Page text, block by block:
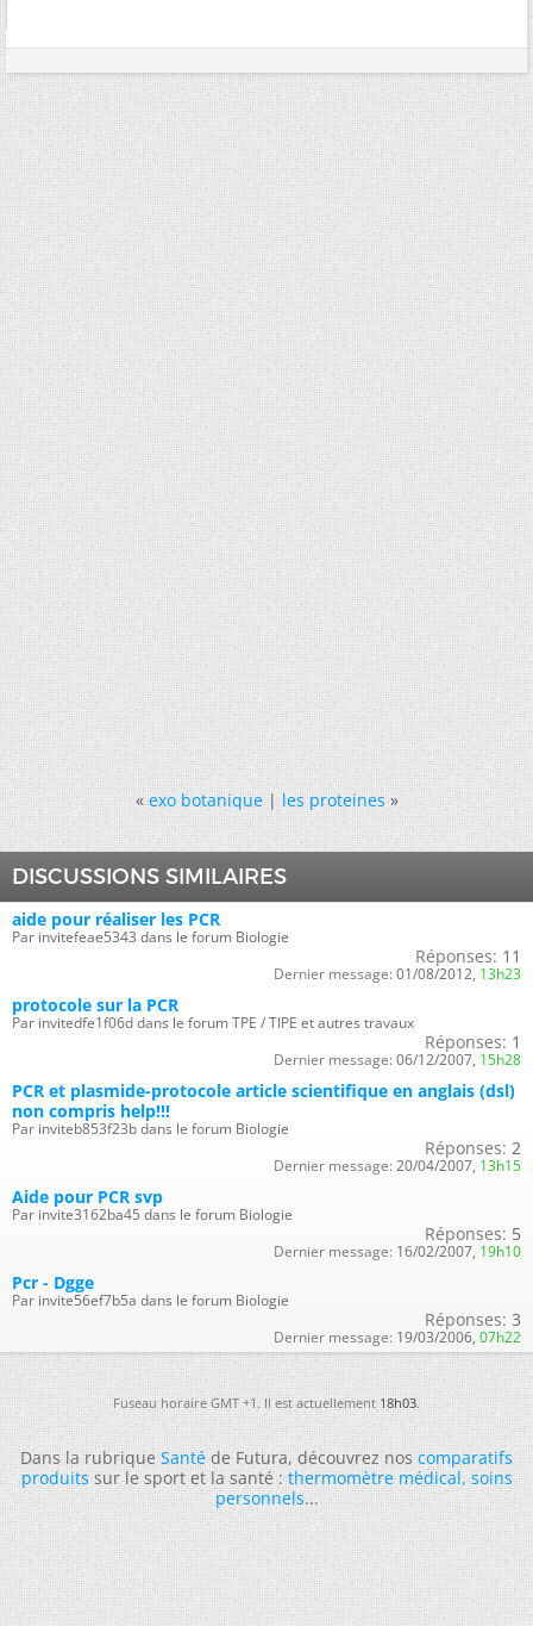
« exo botanique|les proteines »
DISCUSSIONS SIMILAIRES
aide pour réaliser les PCR
Par invitefeae5343 dans le forum Biologie
Réponses: 11
Dernier message: 01/08/2012, 13h23
protocole sur la PCR
Par invitedfe1f06d dans le forum TPE / TIPE et autres travaux
Réponses: 1
Dernier message: 06/12/2007, 15h28
PCR et plasmide-protocole article scientifique en anglais (dsl)
non compris help!!!
Par inviteb853f23b dans le forum Biologie
Réponses: 2
Dernier message: 20/04/2007, 13h15
Aide pour PCR svp
Par invite3162ba45 dans le forum Biologie
Réponses: 5
Dernier message: 16/02/2007, 19h10
Pcr - Dgge
Par invite56ef7b5a dans le forum Biologie
Réponses: 3
Dernier message: 19/03/2006, 07h22
Fuseau horaire GMT +1. Il est actuellement 18h03.
Dans la rubriqueSantéde Futura, découvrez noscomparatifs
produitssur le sport et la santé :thermomètre médical,soins
personnels...